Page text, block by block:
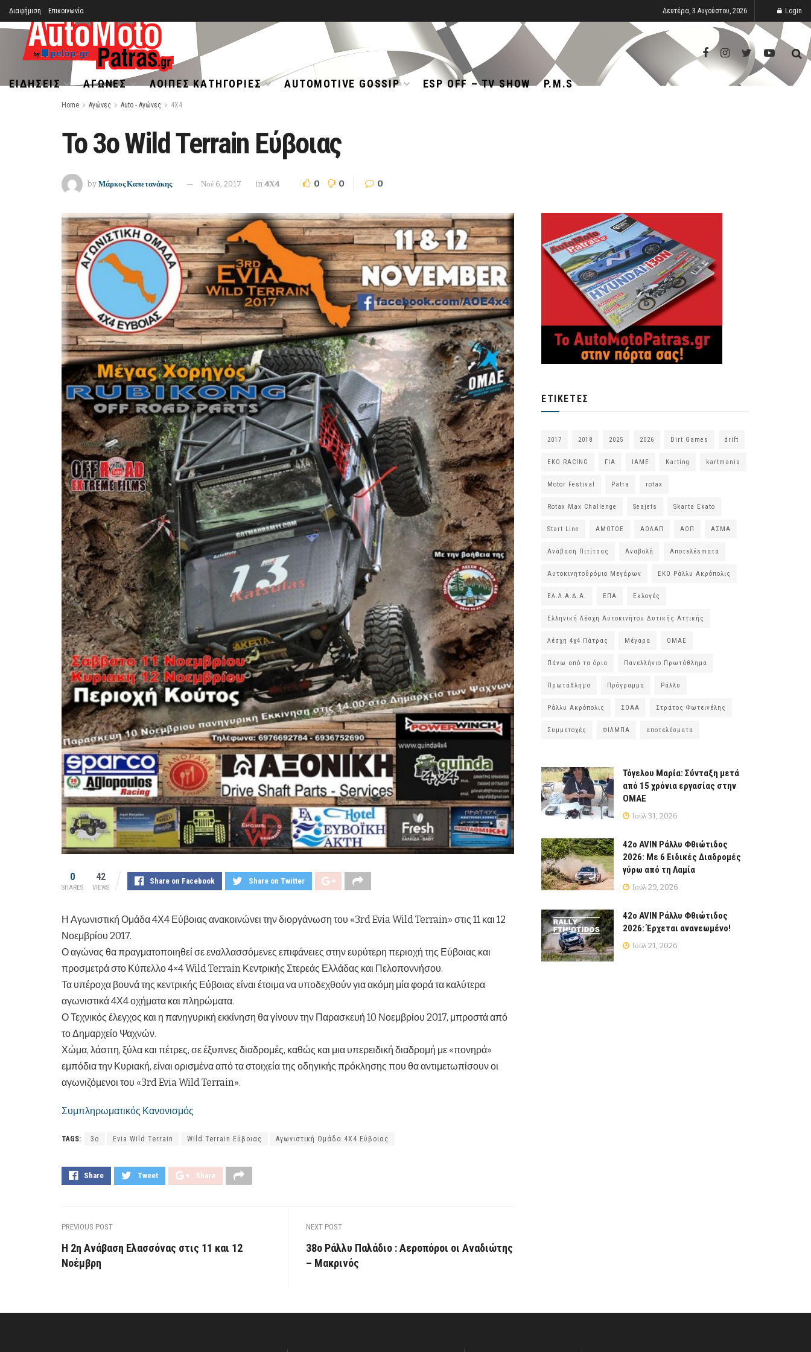
Διαφήμιση Επικοινωνία Δευτέρα, 3 Αυγούστου, 2026 Login
ΕΙΔΉΣΕΙΣ ΑΓΏΝΕΣ ΛΟΙΠΈΣ ΚΑΤΗΓΟΡΊΕΣ AUTOMOTIVE GOSSIP ESP OFF – TV SHOW P.M.S
Home Αγώνες Auto - Αγώνες 4Χ4
Το 3o Wild Terrain Εύβοιας
by Μάρκος Καπετανάκης Νοέ 6, 2017 in 4Χ4 0 0 0
0
SHARES
42
VIEWS
Share on Facebook Share on Twitter
Η Αγωνιστική Ομάδα 4Χ4 Εύβοιας ανακοινώνει την διοργάνωση του «3rd Evia Wild Terrain» στις 11 και 12
Νοεμβρίου 2017.
Ο αγώνας θα πραγματοποιηθεί σε εναλλασσόμενες επιφάνειες στην ευρύτερη περιοχή της Εύβοιας και
προσμετρά στο Κύπελλο 4×4 Wild Terrain Κεντρικής Στερεάς Ελλάδας και Πελοποννήσου.
Τα υπέροχα βουνά της κεντρικής Εύβοιας είναι έτοιμα να υποδεχθούν για ακόμη μία φορά τα καλύτερα
αγωνιστικά 4Χ4 οχήματα και πληρώματα.
Ο Τεχνικός έλεγχος και η πανηγυρική εκκίνηση θα γίνουν την Παρασκευή 10 Νοεμβρίου 2017, μπροστά από
το Δημαρχείο Ψαχνών.
Χώμα, λάσπη, ξύλα και πέτρες, σε έξυπνες διαδρομές, καθώς και μια υπερειδική διαδρομή με «πονηρά»
εμπόδια την Κυριακή, είναι ορισμένα από τα στοιχεία της οδηγικής πρόκλησης που θα αντιμετωπίσουν οι
αγωνιζόμενοι του «3rd Evia Wild Terrain».
Συμπληρωματικός Κανονισμός
TAGS: 3ο Evia Wild Terrain Wild Terrain Εύβοιας Αγωνιστική Ομάδα 4Χ4 Εύβοιας
Share Tweet Share
PREVIOUS POST
Η 2η Ανάβαση Ελασσόνας στις 11 και 12
Νοέμβρη
NEXT POST
38ο Ράλλυ Παλάδιο : Αεροπόροι οι Αναδιώτης
– Μακρινός
ΕΤΙΚΈΤΕΣ
2017 2018 2025 2026 Dirt Games drift
EKO RACING FIA IAME Karting kartmania
Motor Festival Patra rotax
Rotax Max Challenge Seajets Skarta Ekato
Start Line ΑΜΟΤΟΕ ΑΟΛΑΠ ΑΟΠ ΑΣΜΑ
Ανάβαση Πιτίτσας Αναβολή Αποτελέsmατα
Αυτοκινητοδρόμιο Μεγάρων ΕΚΟ Ράλλυ Ακρόπολις
ΕΛ.Λ.Α.Δ.Α. ΕΠΑ Εκλογές
Ελληνική Λέσχη Αυτοκινήτου Δυτικής Αττικής
Λέσχη 4χ4 Πάτρας Μέγαρα ΟΜΑΕ
Πάνω από τα όρια Πανελλήνιο Πρωτάθλημα
Πρωτάθλημα Πρόγραμμα Ράλλυ
Ράλλυ Ακρόπολις ΣΟΑΑ Στράτος Φωτεινέλης
Συμμετοχές ΦΙΛΜΠΑ αποτελέσματα
Τόγελου Μαρία: Σύνταξη μετά
από 15 χρόνια εργασίας στην
ΟΜΑΕ
Ιούλ 31, 2026
42ο AVIN Ράλλυ Φθιώτιδος
2026: Με 6 Ειδικές Διαδρομές
γύρω από τη Λαμία
Ιούλ 29, 2026
42ο AVIN Ράλλυ Φθιώτιδος
2026: Έρχεται ανανεωμένο!
Ιούλ 21, 2026